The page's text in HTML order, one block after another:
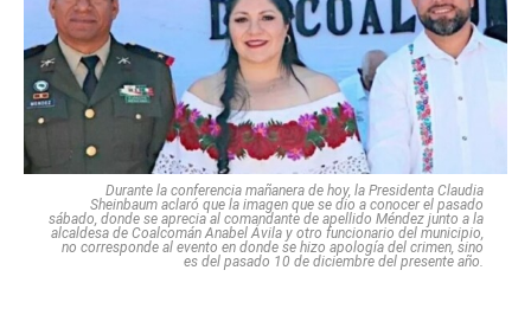
Durante la conferencia mañanera de hoy, la Presidenta Claudia
Sheinbaum aclaró que la imagen que se dio a conocer el pasado
sábado, donde se aprecia al comandante de apellido Méndez junto a la
alcaldesa de Coalcomán Anabel Ávila y otro funcionario del municipio,
no corresponde al evento en donde se hizo apología del crimen, sino
es del pasado 10 de diciembre del presente año.